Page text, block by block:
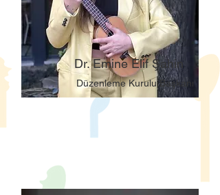
Dr. Emine Elif Şahin
Düzenleme Kurulu Başkanı